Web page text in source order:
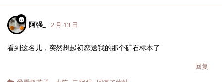
阿强_ 2 月 13 日
看到这名儿，突然想起初恋送我的那个矿石标本了
回复